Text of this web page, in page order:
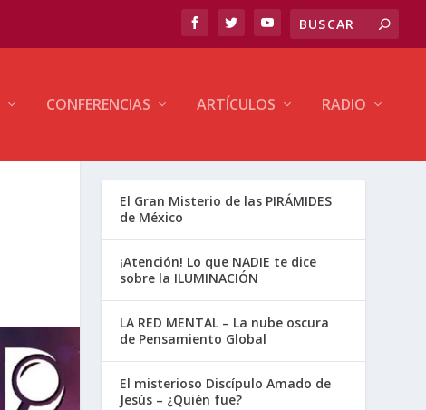
CONFERENCIAS ARTÍCULOS RADIO
El Gran Misterio de las PIRÁMIDES
de México
¡Atención! Lo que NADIE te dice
sobre la ILUMINACIÓN
LA RED MENTAL – La nube oscura
de Pensamiento Global
El misterioso Discípulo Amado de
Jesús – ¿Quién fue?